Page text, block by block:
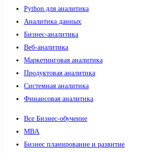
Python для аналитика
Аналитика данных
Бизнес-аналитика
Веб-аналитика
Маркетинговая аналитика
Продуктовая аналитика
Системная аналитика
Финансовая аналитика
Все Бизнес-обучение
MBA
Бизнес планирование и развитие